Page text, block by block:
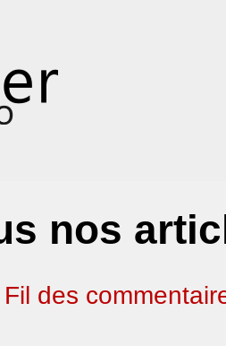
nos
Fil des